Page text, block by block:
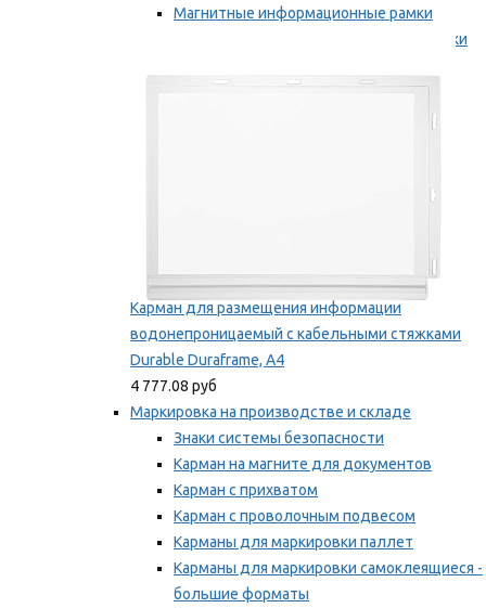
Магнитные информационные рамки
Самоклеящиеся информационные рамки
Карман для размещения информации
водонепроницаемый с кабельными стяжками
Durable Duraframe, А4
4 777.08 руб
Маркировка на производстве и складе
Знаки системы безопасности
Карман на магните для документов
Карман с прихватом
Карман с проволочным подвесом
Карманы для маркировки паллет
Карманы для маркировки самоклеящиеся -
большие форматы